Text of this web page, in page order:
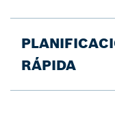
RÁPIDA